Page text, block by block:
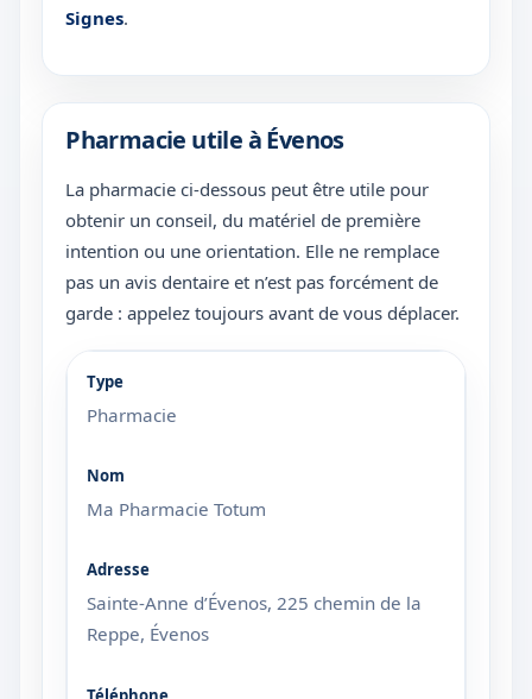
Signes.
Pharmacie utile à Évenos
La pharmacie ci-dessous peut être utile pour
obtenir un conseil, du matériel de première
intention ou une orientation. Elle ne remplace
pas un avis dentaire et n’est pas forcément de
garde : appelez toujours avant de vous déplacer.
Pharmacie
Ma Pharmacie Totum
Sainte-Anne d’Évenos, 225 chemin de la
Reppe, Évenos